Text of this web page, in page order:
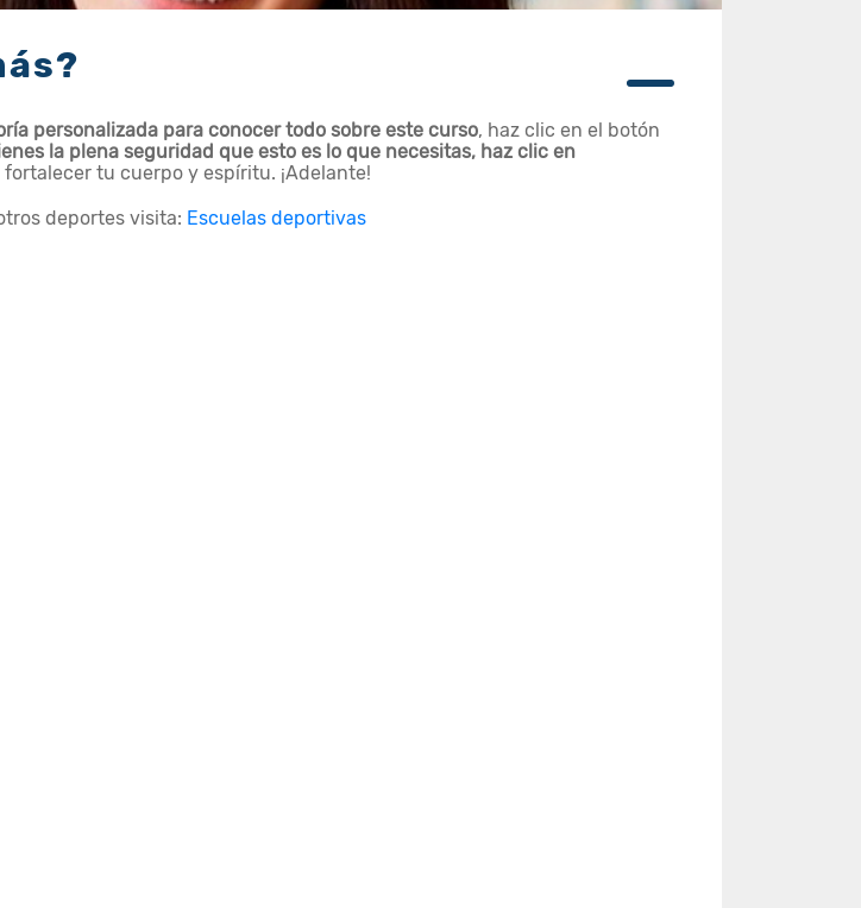
personalizada para conocer todo sobre este curso, haz clic en el botón
la plena seguridad que esto es lo que necesitas, haz clic en
fortalecer tu cuerpo y espíritu. ¡Adelante!
deportes visita: Escuelas deportivas